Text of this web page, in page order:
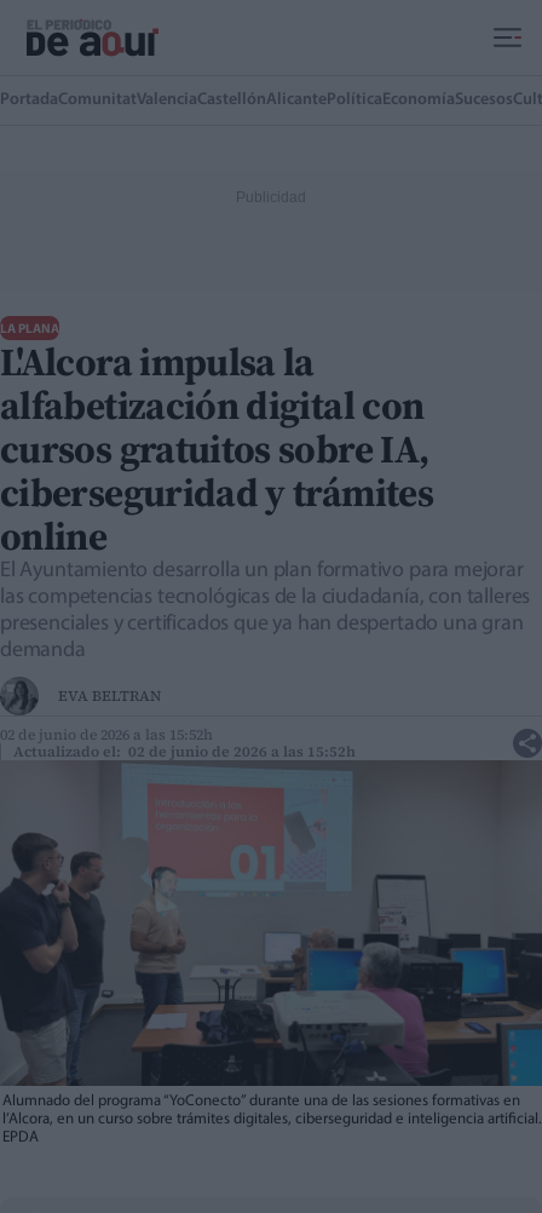
PortadaComunitatValenciaCastellónAlicante Política EconomíaSucesos
LA PLANA
L'Alcora impulsa la
alfabetización digital con
cursos gratuitos sobre IA,
ciberseguridad y trámites
online
El Ayuntamiento desarrolla un plan formativo para mejorar
las competencias tecnológicas de la ciudadanía, con talleres
presenciales y certificados que ya han despertado una gran
demanda
EVA BELTRAN
02 de junio de 2026 a las 15:52h
Actualizado el: 02 de junio de 2026 a las 15:52h
Alumnado del programa “YoConecto” durante una de las sesiones formativas en
l’Alcora, en un curso sobre trámites digitales, ciberseguridad e inteligencia
EPDA